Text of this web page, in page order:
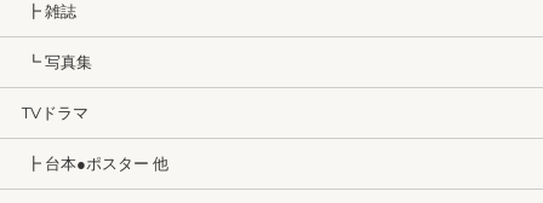
┣ 雑誌
┗ 写真集
TVドラマ
┣ 台本●ポスター 他